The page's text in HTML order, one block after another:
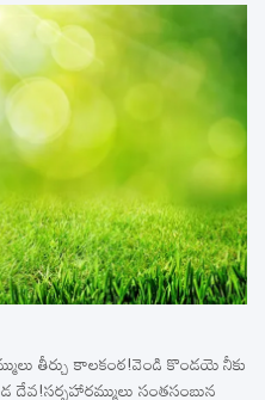
తీర్చు కాలకంఠ!వెండి కొండయె నీకు
సంతసంబున